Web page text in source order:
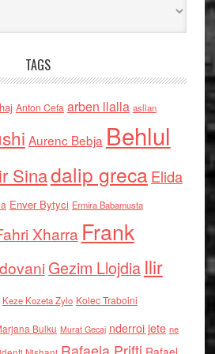
TAGS
Anton Cefa arben llalla asllan
Aurenc Bebja Behlul
Sinadalip grecaElida
Enver Bytyci Ermira Babamusta
Xharra Frank
Gezim Llojdia Ilir
Keze Kozeta Zylo Kolec Traboini
Bulku Murat Gecaj nderroi jete ne